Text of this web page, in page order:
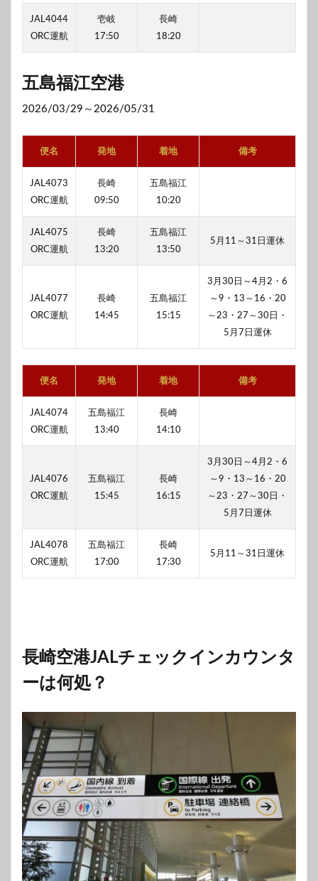
JAL4044
ORC運航
壱岐
17:50
長崎
18:20
五島福江空港
2026/03/29～2026/05/31
便名 発地 着地 備考
JAL4073
ORC運航
長崎
09:50
五島福江
10:20
JAL4075
ORC運航
長崎
13:20
五島福江
13:50
5月11～31日運休
JAL4077
ORC運航
長崎
14:45
五島福江
15:15
3月30日～4月2・6
～9・13～16・20
～23・27～30日・
5月7日運休
便名 発地 着地 備考
JAL4074
ORC運航
五島福江
13:40
長崎
14:10
JAL4076
ORC運航
五島福江
15:45
長崎
16:15
3月30日～4月2・6
～9・13～16・20
～23・27～30日・
5月7日運休
JAL4078
ORC運航
五島福江
17:00
長崎
17:30
5月11～31日運休
長崎空港JALチェックインカウンタ
ーは何処？